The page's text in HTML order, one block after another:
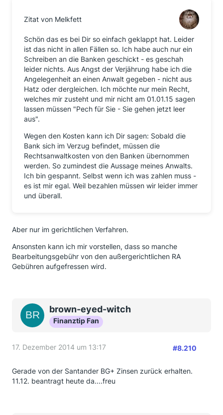
Zitat von Melkfett
Schön das es bei Dir so einfach geklappt hat. Leider
ist das nicht in allen Fällen so. Ich habe auch nur ein
Schreiben an die Banken geschickt - es geschah
leider nichts. Aus Angst der Verjährung habe ich die
Angelegenheit an einen Anwalt gegeben - nicht aus
Hatz oder dergleichen. Ich möchte nur mein Recht,
welches mir zusteht und mir nicht am 01.01.15 sagen
lassen müssen "Pech für Sie - Sie gehen jetzt leer
aus".
Wegen den Kosten kann ich Dir sagen: Sobald die
Bank sich im Verzug befindet, müssen die
Rechtsanwaltkosten von den Banken übernommen
werden. So zumindest die Aussage meines Anwalts.
Ich bin gespannt. Selbst wenn ich was zahlen muss -
es ist mir egal. Weil bezahlen müssen wir leider immer
und überall.
Aber nur im gerichtlichen Verfahren.
Ansonsten kann ich mir vorstellen, dass so manche
Bearbeitungsgebühr von den außergerichtlichen RA
Gebühren aufgefressen wird.
brown-eyed-witch
Finanztip Fan
17. Dezember 2014 um 13:17 #8.210
Gerade von der Santander BG+ Zinsen zurück erhalten.
11.12. beantragt heute da....freu